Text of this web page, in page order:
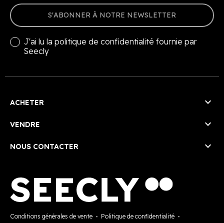
S'ABONNER À NOTRE NEWSLETTER
J'ai lu la politique de confidentialité fournie par
Seecly
ACHETER 
VENDRE 
NOUS CONTACTER 
Conditions générales de vente - Politique de confidentialité -